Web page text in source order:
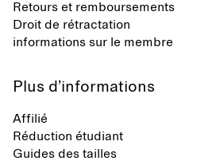
Retours et remboursements
Droit de rétractation
informations sur le membre
Plus d’informations
Affilié
Réduction étudiant
Guides des tailles